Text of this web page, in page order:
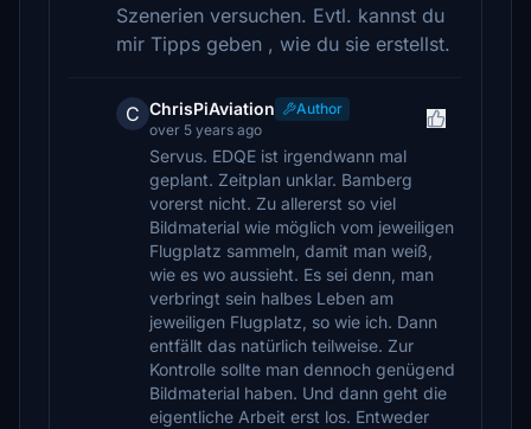
Szenerien versuchen. Evtl. kannst du
mir Tipps geben , wie du sie erstellst.
C ChrisPiAviation
Author
over 5 years ago
Servus. EDQE ist irgendwann mal
geplant. Zeitplan unklar. Bamberg
vorerst nicht. Zu allererst so viel
Bildmaterial wie möglich vom jeweiligen
Flugplatz sammeln, damit man weiß,
wie es wo aussieht. Es sei denn, man
verbringt sein halbes Leben am
jeweiligen Flugplatz, so wie ich. Dann
entfällt das natürlich teilweise. Zur
Kontrolle sollte man dennoch genügend
Bildmaterial haben. Und dann geht die
eigentliche Arbeit erst los. Entweder